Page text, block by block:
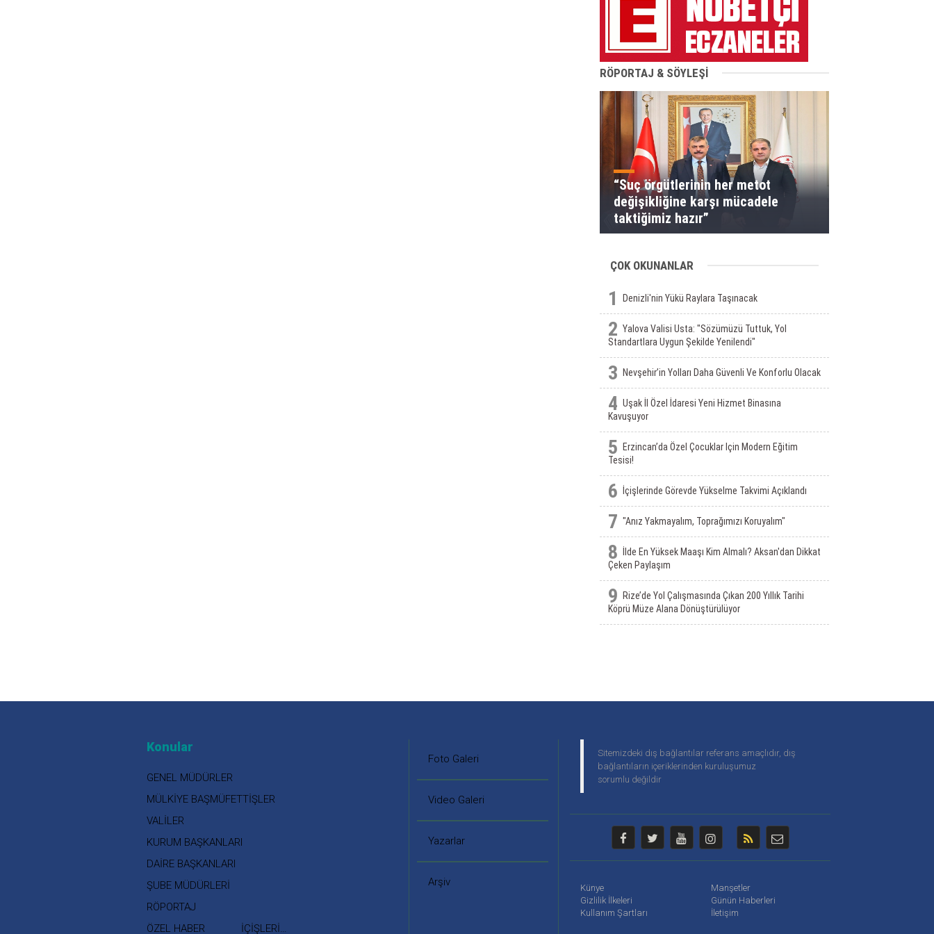
RÖPORTAJ & SÖYLEŞİ
“Suç örgütlerinin her metot
değişikliğine karşı mücadele
taktiğimiz hazır”
ÇOK OKUNANLAR
1 Denizli'nin Yükü Raylara Taşınacak
2 Yalova Valisi Usta: "Sözümüzü Tuttuk, Yol
Standartlara Uygun Şekilde Yenilendi"
3 Nevşehir’in Yolları Daha Güvenli Ve Konforlu Olacak
4 Uşak İl Özel İdaresi Yeni Hizmet Binasına
Kavuşuyor
5
Erzincan’da Özel Çocuklar Için Modern Eğitim
Tesisi!
6 İçişlerinde Görevde Yükselme Takvimi Açıklandı
7 "Anız Yakmayalım, Toprağımızı Koruyalım"
8
İlde En Yüksek Maaşı Kim Almalı? Aksan'dan Dikkat
Çeken Paylaşım
9
Rize’de Yol Çalışmasında Çıkan 200 Yıllık Tarihi
Köprü Müze Alana Dönüştürülüyor
Sitemizdeki dış bağlantılar referans amaçlıdır, dış
bağlantıların içeriklerinden kuruluşumuz
sorumlu değildir
Künye
Gizlilik İlkeleri
Kullanım Şartları
Manşetler
Günün Haberleri
İletişim
Foto Galeri
Video Galeri
Yazarlar
Arşiv
Konular
GENEL MÜDÜRLER
MÜLKİYE BAŞMÜFETTİŞLER
VALİLER
KURUM BAŞKANLARI
DAİRE BAŞKANLARI
ŞUBE MÜDÜRLERİ
RÖPORTAJ
ÖZEL HABER
İÇİŞLERİ